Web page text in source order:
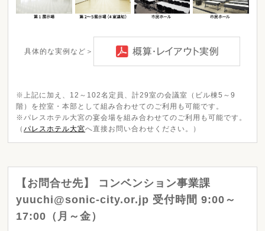
具体的な実例など＞
※上記に加え、12～102名定員、計29室の会議室（ビル棟5～9
階）を控室・本部として組み合わせてのご利用も可能です。
※パレスホテル大宮の宴会場を組み合わせてのご利用も可能です。
（パレスホテル大宮へ直接お問い合わせください。）
【お問合せ先】 コンベンション事業課
yuuchi@sonic-city.or.jp 受付時間 9:00～
17:00（月～金）